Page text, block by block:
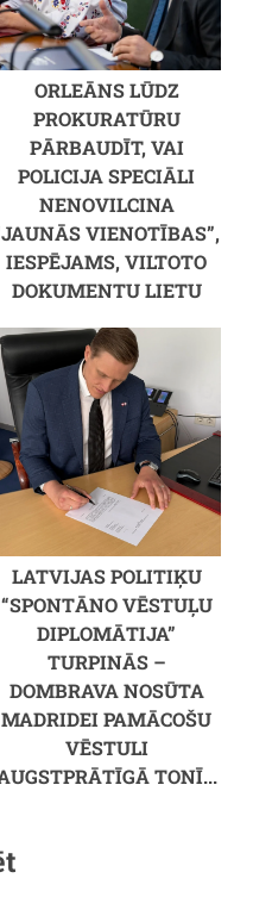
ORLEĀNS LŪDZ
PROKURATŪRU
PĀRBAUDĪT, VAI
POLICIJA SPECIĀLI
NENOVILCINA
VIENOTĪBAS”,
IESPĒJAMS, VILTOTO
DOKUMENTU LIETU
LATVIJAS POLITIĶU
“SPONTĀNO VĒSTUĻU
DIPLOMĀTIJA”
TURPINĀS –
DOMBRAVA NOSŪTA
MADRIDEI PAMĀCOŠU
VĒSTULI
TONĪ...